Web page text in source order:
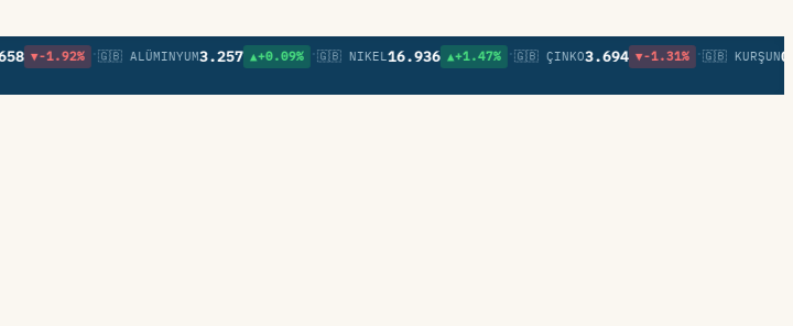
▼-1.92% •🇬🇧 ALÜMINYUM3.257 ▲+0.09% •🇬🇧 NIKEL16.936 ▲+1.47% •🇬🇧 ÇINKO3.694 ▼-1.31% •🇬🇧 KURŞUN0,85